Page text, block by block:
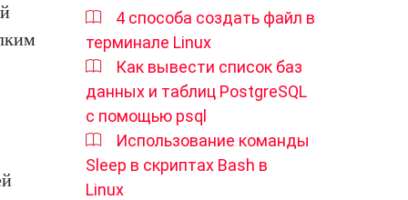
4 способа создать файл в
терминале Linux
Как вывести список баз
данных и таблиц PostgreSQL
с помощью psql
Использование команды
Sleep в скриптах Bash в
Linux